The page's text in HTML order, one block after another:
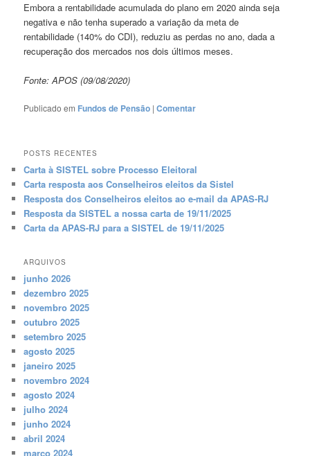
Embora a rentabilidade acumulada do plano em 2020 ainda seja
negativa e não tenha superado a variação da meta de
rentabilidade (140% do CDI), reduziu as perdas no ano, dada a
recuperação dos mercados nos dois últimos meses.
Fonte: APOS (09/08/2020)
Publicado em Fundos de Pensão |Comentar
POSTS RECENTES
Carta à SISTEL sobre Processo Eleitoral
Carta resposta aos Conselheiros eleitos da Sistel
Resposta dos Conselheiros eleitos ao e-mail da APAS-RJ
Resposta da SISTEL a nossa carta de 19/11/2025
Carta da APAS-RJ para a SISTEL de 19/11/2025
ARQUIVOS
junho 2026
dezembro 2025
novembro 2025
outubro 2025
setembro 2025
agosto 2025
janeiro 2025
novembro 2024
agosto 2024
julho 2024
junho 2024
abril 2024
março 2024